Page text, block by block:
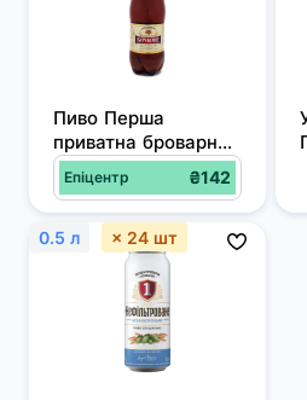
Пиво Перша
приватна броварня
Бочкове світле,
4,8%, 2 л
Епіцентр ₴142
0.5 л × 24 шт